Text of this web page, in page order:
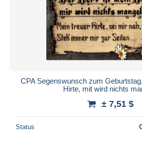
CPA Segenswunsch zum
Hirte, mit wird nichts
± 7,51 $
Status